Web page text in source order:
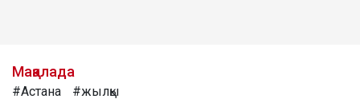
Мақалада
#Астана #жылқы